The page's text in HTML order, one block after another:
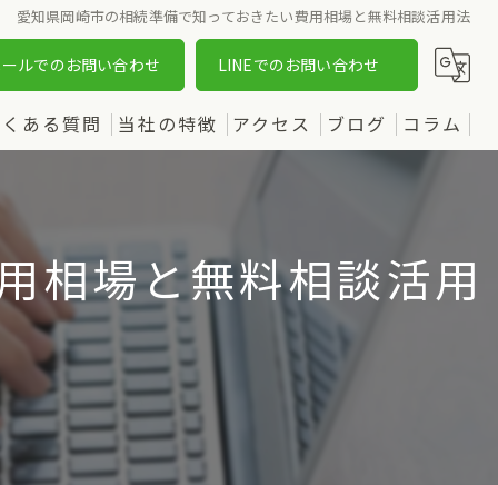
愛知県岡崎市の相続準備で知っておきたい費用相場と無料相談活用法
ルでのお問い合わせ LINEでのお問い合わせ
ある質問 当社の特徴
土地
新築
中古
アクセス ブログ コラム
相場と無料相談活用